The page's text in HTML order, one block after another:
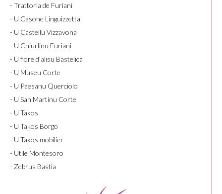
- Trattoria de Furiani
- U Casone Linguizzetta
- U Castellu Vizzavona
- U Chiurlinu Furiani
- U fiore d'alisu Bastelica
- U Museu Corte
- U Paesanu Querciolo
- U San Martinu Corte
- U Takos
- U Takos Borgo
- U Takos mobilier
- Utile Montesoro
- Zebrus Bastia